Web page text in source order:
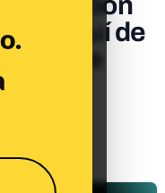
de
de
una